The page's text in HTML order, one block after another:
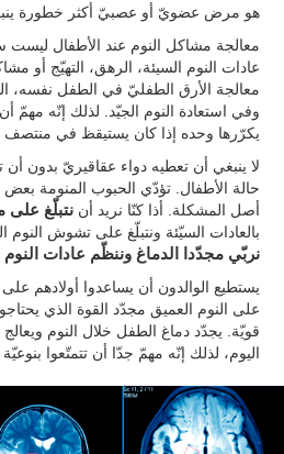
هو مرض عضويّ أو عصبيّ أكثر خطورة
معالجة مشاكل النوم عند الأطفال ليست
عادات النوم السيئة، الرهق، التهيّج أو
معالجة الأرق الطفليّ في الطفل نفسه،
وفي استعادة النوم الجيّد. لذلك إنّه مهمّ
يكرّرها وحده إذا كان يستيقظ في منتصف
لا ينبغي أن تعطيه دواء عقاقيريّ بدون
حالة الأطفال. تؤدّي الحبوب المنومة بعض
أصل المشكلة. أذا كنّا نريد أننتبلّغ على
بالعادات السيّئة ونتبلّغ على تشوش النوم
نربّي مجدّدا الدماغ وننظّم عادات
يستطيع الوالدون أن يساعدوا أولادهم
على النوم العميق مجدّد القوة الذي
قويّة. يجدّد دماغ الطفل خلال النوم
اليوم، لذلك إنّه مهمّ جدّا أن تتمتّعوا